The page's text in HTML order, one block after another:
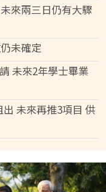
來兩三日仍有大驟
未確定
未來2年學士畢業
未來再推3項目 供